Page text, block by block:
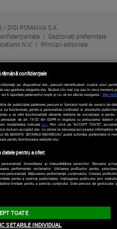
DIGI ROMANIA S.A.
Gestionați preferințele
N.V. Principii editoriale
rămână confidențiale
pe dispozitivul dvs., precum identificatorii cookie unici
sau gestiona alegerile dvs. făcând clic mai jos sau în orice moment,
fi raportate partenerilor noștri și nu vă vor afecta navigarea.
Mai
de publicitate partenere, precum si furnizorii nostri de servicii de
sa functioneze, pentru a personaliza continutul si anunturile
a va oferi functionalitati aferente retelelor de socializare si pentru
de art. 15-22 din GDPR in legatura cu prelucrarea datelor
modalitatea indicataaici . Prin click pe “ACCEPT TOATE”,
inclusiv acceptul dvs. cu privire la stocarea/accesarea informatiilor
SA MODIFIC SETARILE INDIVIDUAL” puteti schimba preferintele in
pentru functionarea website-ului.
pentru a oferi:
Dezvoltarea și îmbunătățirea serviciilor. Stocarea și/
performanței reclamelor. Utilizarea profilurilor pentru
personalizat. Măsurarea performanței conținutului. Crearea
pentru a selecta publicitatea. Înțelegerea publicului prin
limitate pentru a selecta conținutul. Date precise de geolocație
TOATE
SETARILE INDIVIDUAL